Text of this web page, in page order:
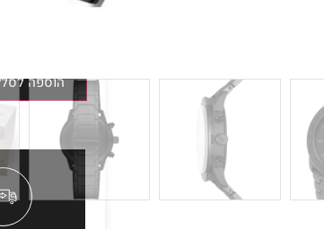
הוספה לסל